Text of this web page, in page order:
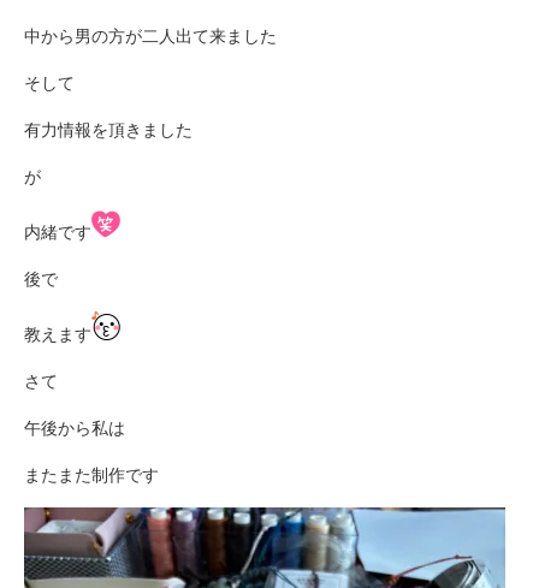
中から男の方が二人出て来ました
そして
有力情報を頂きました
が
内緒です
後で
教えます
さて
午後から私は
またまた制作です